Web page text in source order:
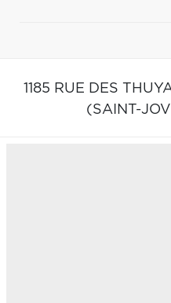
1185 RUE DES
(SAINT-